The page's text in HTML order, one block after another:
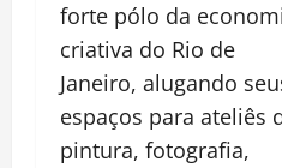
forte pólo da
criativa do Rio de
Janeiro, alugando
espaços para ateliês
pintura, fotografia,